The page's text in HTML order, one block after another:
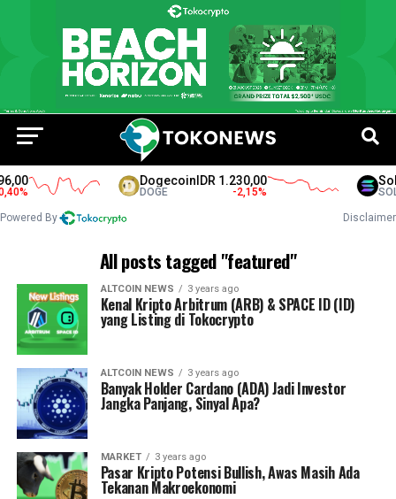
%
DogecoinIDR 1.230,00
DOGE -2,15% SOL
Powered By Disclaimer
All posts tagged "featured"
ALTCOIN NEWS 3 years ago
Kenal Kripto Arbitrum (ARB) & SPACE ID (ID)
yang Listing di Tokocrypto
ALTCOIN NEWS 3 years ago
Banyak Holder Cardano (ADA) Jadi Investor
Jangka Panjang, Sinyal Apa?
MARKET 3 years ago
Pasar Kripto Potensi Bullish, Awas Masih Ada
Tekanan Makroekonomi